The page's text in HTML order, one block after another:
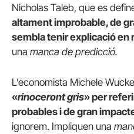
Nicholas Taleb, que es
altament improbable, de
sembla tenir explicació en
una manca de predicció.
L’economista Michele
«rinoceront gris» per
probables i de gran
ignorem. Impliquen una